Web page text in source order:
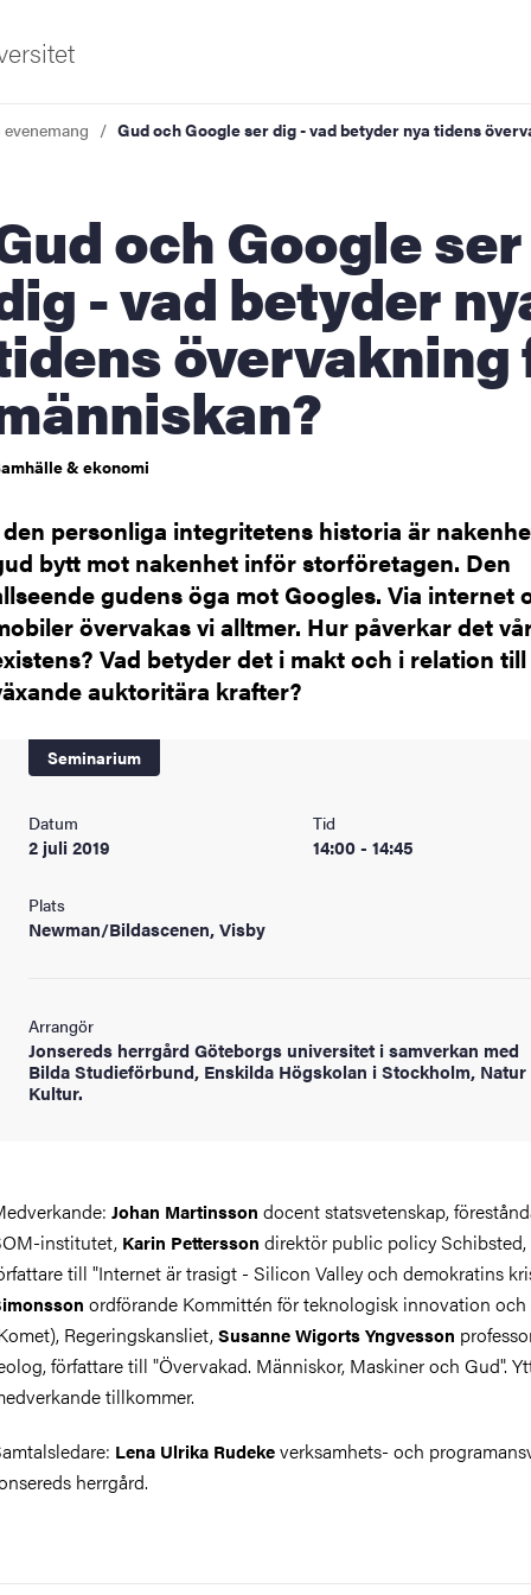
innovation
Gud och Google ser dig - vad betyder nya tidens
ser
- vad betyder
övervakning
& ekonomi
personliga integritetens historia är
bytt mot nakenhet inför storföretagen. Den
gudens öga mot Googles. Via internet
övervakas vi alltmer. Hur påverkar det
Vad betyder det i makt och i relation till
auktoritära krafter?
Seminarium
Datum
2 juli 2019
Tid
14:00 - 14:45
Plats
Newman/Bildascenen, Visby
Arrangör
Jonsereds herrgård Göteborgs universitet i samverkan med
Bilda Studieförbund, Enskilda Högskolan i Stockholm, Natur
Kultur.
Johan Martinsson docent statsvetenskap,
institutet, Karin Pettersson direktör public policy Schibsted,
till "Internet är trasigt - Silicon Valley och demokratins
ordförande Kommittén för teknologisk innovation
Regeringskansliet,Susanne Wigorts Yngvesson
författare till "Övervakad. Människor, Maskiner och Gud".
tillkommer.
Lena Ulrika Rudekeverksamhets- och
herrgård.